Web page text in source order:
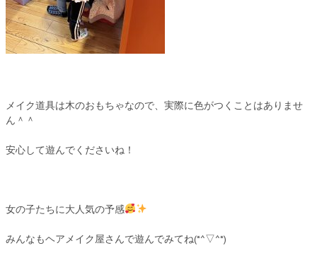
メイク道具は木のおもちゃなので、実際に色がつくことはありませ
ん＾＾
安心して遊んでくださいね！
女の子たちに大人気の予感
みんなもヘアメイク屋さんで遊んでみてね(*^▽^*)